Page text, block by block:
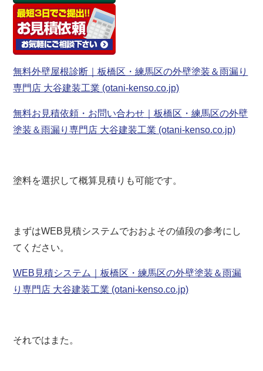
無料外壁屋根診断｜板橋区・練馬区の外壁塗装＆雨漏り
専門店 大谷建装工業 (otani-kenso.co.jp)
無料お見積依頼・お問い合わせ｜板橋区・練馬区の外壁
塗装＆雨漏り専門店 大谷建装工業 (otani-kenso.co.jp)
塗料を選択して概算見積りも可能です。
まずはWEB見積システムでおおよその値段の参考にし
てください。
WEB見積システム｜板橋区・練馬区の外壁塗装＆雨漏
り専門店 大谷建装工業 (otani-kenso.co.jp)
それではまた。